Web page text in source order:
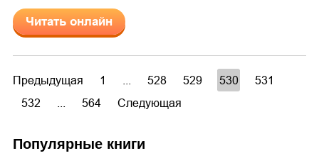
Читать онлайн
Предыдущая 1 528 529 530
531
532
564 Следующая
Популярные книги